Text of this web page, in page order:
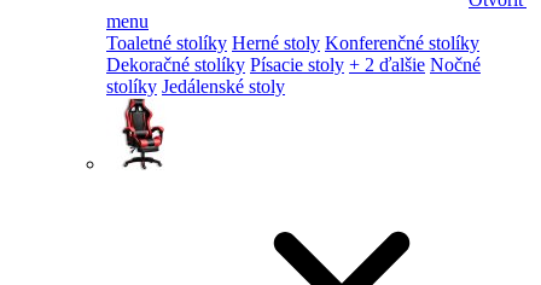
menu
Toaletné stolíky Herné stoly Konferenčné stolíky
Dekoračné stolíky Písacie stoly + 2 ďalšie Nočné
stolíky Jedálenské stoly